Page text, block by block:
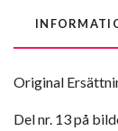
Original
Del nr. 13 på